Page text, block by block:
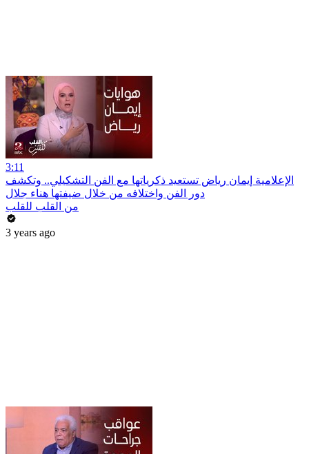
3:11
الإعلامية إيمان رياض تستعيد ذكرياتها مع الفن التشكيلي.. وتكشف
دور الفن واختلافه من خلال ضيفتها هناء جلال
من القلب للقلب
3 years ago